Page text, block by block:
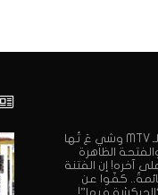
الـ MTV وشي عَ تُها
الظاهرة
آخره! إن الفتنة
كفّوا عن